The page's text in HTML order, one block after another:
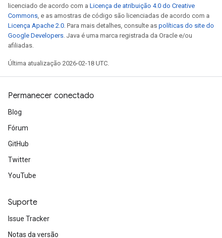
licenciado de acordo com a Licença de atribuição 4.0 do Creative
Commons, e as amostras de código são licenciadas de acordo com a
Licença Apache 2.0. Para mais detalhes, consulte as políticas do site do
Google Developers. Java é uma marca registrada da Oracle e/ou
afiliadas.
Última atualização 2026-02-18 UTC.
Permanecer conectado
Blog
Fórum
GitHub
Twitter
YouTube
Suporte
Issue Tracker
Notas da versão